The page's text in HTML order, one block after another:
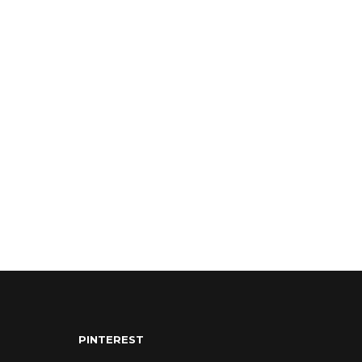
PINTEREST